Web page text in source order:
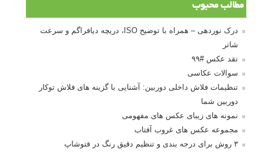
مطالب محبوب
درک نوردهی – همراه با توضیح ISO، دریچه دیافراگم و سرعت
شاتر
نقد عکس #۹۹
سوالات عکاسی
تنظیمات فلاش داخلی دوربین: آشنایی با گزینه های فلاش توکار
دوربین شما
نمونه های زیبای عکس های مفهومی
مجموعه عکس های غروب آفتاب
۳ روش برای درجه بندی و تنظیم دقیق رنگ در فتوشاپ